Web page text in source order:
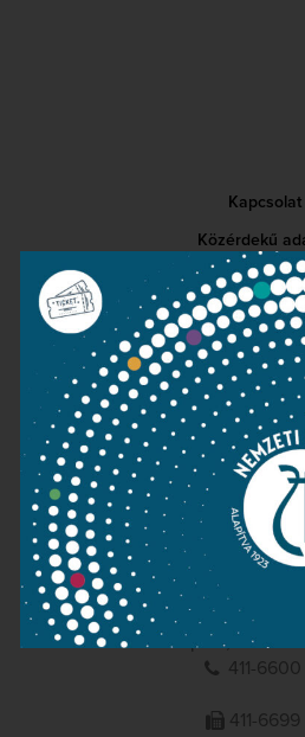
Kapcsolat
Közérdekű
Sajtószoba
Impresszum
1095 Budapest, Komor
411-6600
411-6699